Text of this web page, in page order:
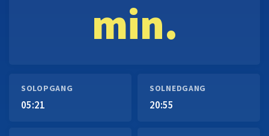
min.
SOLOPGANG
05:21
SOLNEDGANG
20:55